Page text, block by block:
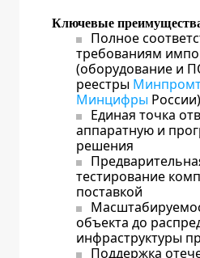
Ключевые
Полное
требованиям
(оборудование и
реестры
Минцифры России)
Единая точка
аппаратную и
решения
тестирование
поставкой
объекта до
инфраструктуры
Поддержка